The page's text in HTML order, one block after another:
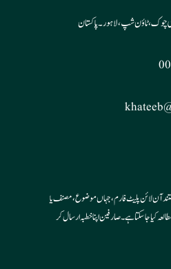
چوک، ٹاؤن شپ، لاہور ۔ پاکستان
Opens
آن لائن پلیٹ فارم، جہاں موضوع، مصنف یا
کیا جا سکتا ہے۔ صارفین اپنا خطبہ ارسال کر